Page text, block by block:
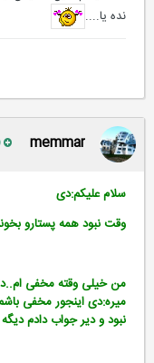
نده یا....
memmar
سلام علیکم:دی
وقت نبود همه پستارو
من خیلی وقته مخفی
میره:دی اینجور مخفی
نبود و دیر جواب دادم دیگه